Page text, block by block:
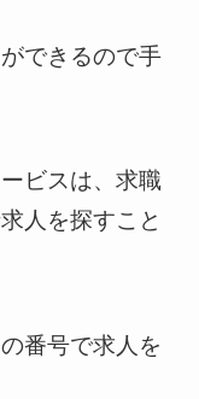
できるので手
ビスは、求職
人を探すこと
番号で求人を